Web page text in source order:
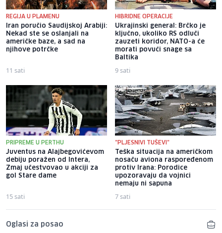
REGIJA U PLAMENU
Iran poručio Saudijskoj Arabiji:
Nekad ste se oslanjali na
američke baze, a sad na
njihove potrčke
11 sati
HIBRIDNE OPERACIJE
Ukrajinski general: Brčko je
ključno, ukoliko RS odluči
zauzeti koridor, NATO-a će
morati povući snage sa
Baltika
9 sati
PRIPREME U PERTHU
Juventus na Alajbegovićevom
debiju poražen od Intera,
Zmaj učestvovao u akciji za
gol Stare dame
15 sati
"PLJESNIVI TUŠEVI"
Teška situacija na američkom
nosaču aviona raspoređenom
protiv Irana: Porodice
upozoravaju da vojnici
nemaju ni sapuna
7 sati
Oglasi za posao